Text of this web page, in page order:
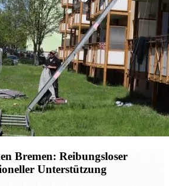
Bremen: Reibungsloser
Unterstützung